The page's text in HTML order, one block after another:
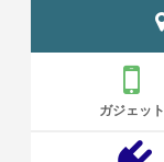
ガジェット